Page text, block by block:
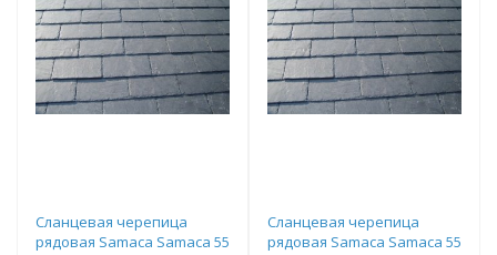
Сланцевая черепица
рядовая Samaca Samaca 55
Сланцевая черепица
рядовая Samaca Samaca 55